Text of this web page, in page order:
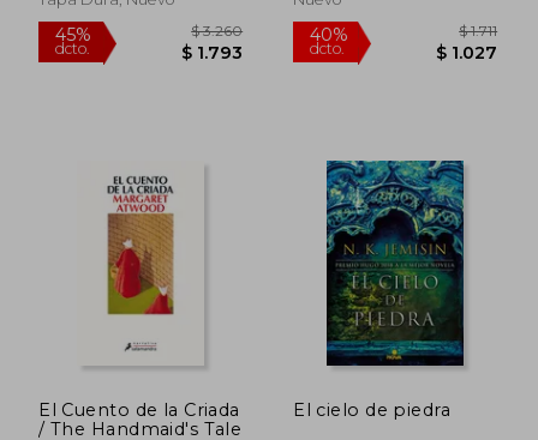
45% 40%
El Cuento de la Criada
/ The Handmaid's Tale
El cielo de piedra